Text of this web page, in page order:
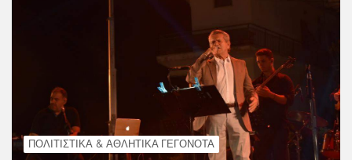
ΠΟΛΙΤΙΣΤΙΚΆ & ΑΘΛΗΤΙΚΆ ΓΕΓΟΝΌΤΑ